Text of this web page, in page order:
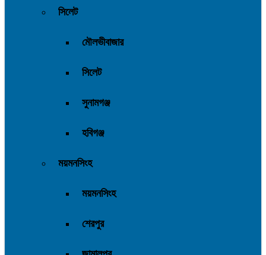
সিলেট
মৌলভীবাজার
সিলেট
সুনামগঞ্জ
হবিগঞ্জ
ময়মনসিংহ
ময়মনসিংহ
শেরপুর